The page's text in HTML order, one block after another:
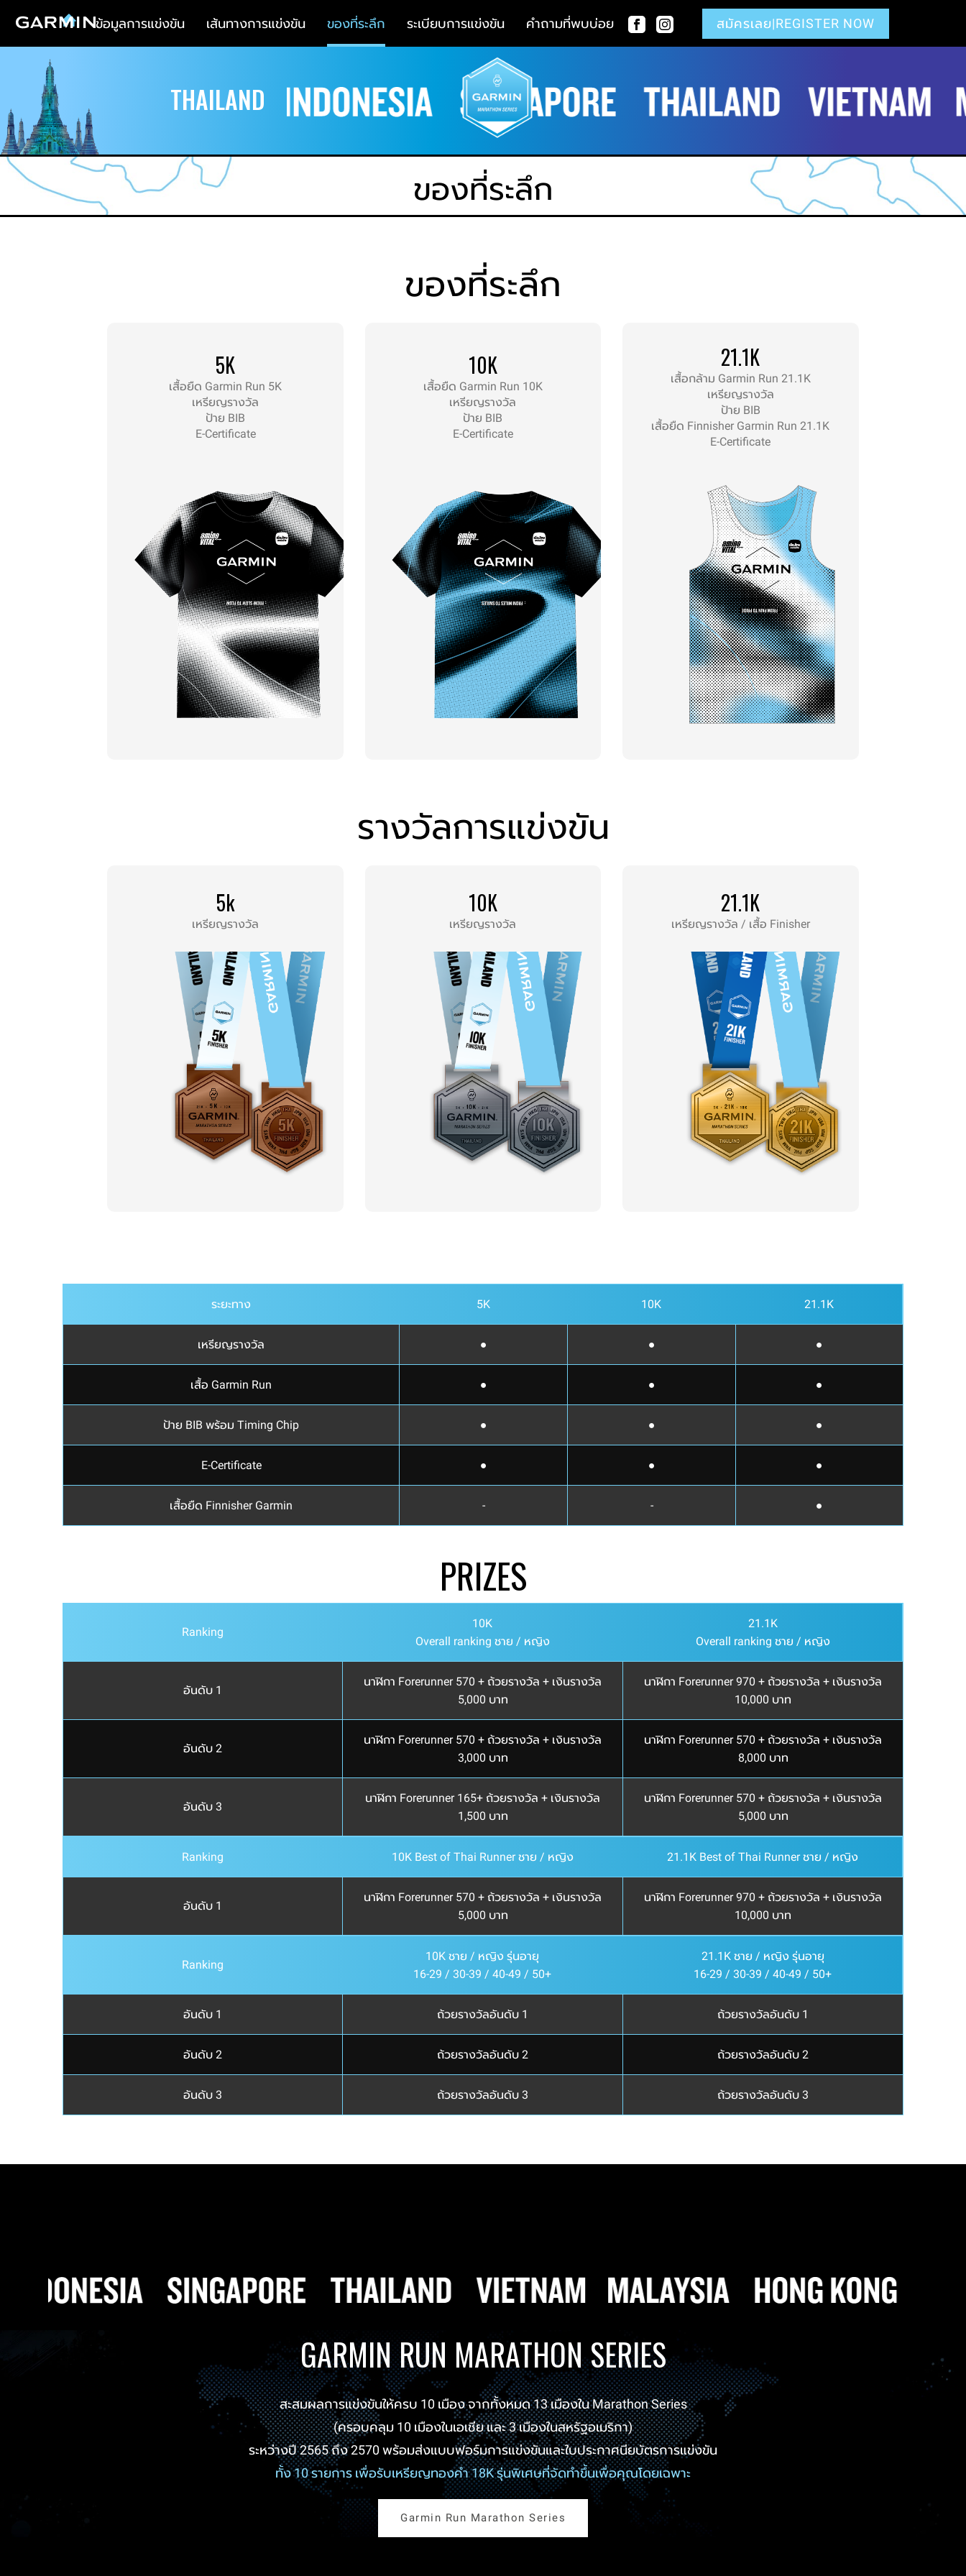
ข้อมูลการแข่งขัน เส้นทางการแข่งขัน ของที่ระลึก ระเบียบการแข่งขัน คำถามที่พบบ่อย สมัครเลย|REGISTER NOW
THAILAND
ของที่ระลึก
ของที่ระลึก
5K
เสื้อยืด Garmin Run 5K
เหรียญรางวัล
ป้าย BIB
E-Certificate
10K
เสื้อยืด Garmin Run 10K
เหรียญรางวัล
ป้าย BIB
E-Certificate
21.1K
เสื้อกล้าม Garmin Run 21.1K
เหรียญรางวัล
ป้าย BIB
เสื้อยืด Finnisher Garmin Run 21.1K
E-Certificate
รางวัลการแข่งขัน
5k
เหรียญรางวัล
10K
เหรียญรางวัล
21.1K
เหรียญรางวัล / เสื้อ Finisher
ระยะทาง 5K 10K 21.1K
เหรียญรางวัล ● ● ●
เสื้อ Garmin Run ● ● ●
ป้าย BIB พร้อม Timing Chip ● ● ●
E-Certificate ● ● ●
เสื้อยืด Finnisher Garmin - - ●
PRIZES
Ranking
10K
Overall ranking ชาย / หญิง
21.1K
Overall ranking ชาย / หญิง
อันดับ 1
นาฬิกา Forerunner 570 + ถ้วยรางวัล + เงินรางวัล
5,000 บาท
นาฬิกา Forerunner 970 + ถ้วยรางวัล + เงินรางวัล
10,000 บาท
อันดับ 2
นาฬิกา Forerunner 570 + ถ้วยรางวัล + เงินรางวัล
3,000 บาท
นาฬิกา Forerunner 570 + ถ้วยรางวัล + เงินรางวัล
8,000 บาท
อันดับ 3
นาฬิกา Forerunner 165+ ถ้วยรางวัล + เงินรางวัล
1,500 บาท
นาฬิกา Forerunner 570 + ถ้วยรางวัล + เงินรางวัล
5,000 บาท
Ranking 10K Best of Thai Runner ชาย / หญิง 21.1K Best of Thai Runner ชาย / หญิง
อันดับ 1
นาฬิกา Forerunner 570 + ถ้วยรางวัล + เงินรางวัล
5,000 บาท
นาฬิกา Forerunner 970 + ถ้วยรางวัล + เงินรางวัล
10,000 บาท
Ranking
10K ชาย / หญิง รุ่นอายุ
16-29 / 30-39 / 40-49 / 50+
21.1K ชาย / หญิง รุ่นอายุ
16-29 / 30-39 / 40-49 / 50+
อันดับ 1 ถ้วยรางวัลอันดับ 1 ถ้วยรางวัลอันดับ 1
อันดับ 2 ถ้วยรางวัลอันดับ 2 ถ้วยรางวัลอันดับ 2
อันดับ 3 ถ้วยรางวัลอันดับ 3 ถ้วยรางวัลอันดับ 3
GARMIN RUN MARATHON SERIES
สะสมผลการแข่งขันให้ครบ 10 เมือง จากทั้งหมด 13 เมืองใน Marathon Series
(ครอบคลุม 10 เมืองในเอเชีย และ 3 เมืองในสหรัฐอเมริกา)
ระหว่างปี 2565 ถึง 2570 พร้อมส่งแบบฟอร์มการแข่งขันและใบประกาศนียบัตรการแข่งขัน
ทั้ง 10 รายการ เพื่อรับเหรียญทองคำ 18K รุ่นพิเศษที่จัดทำขึ้นเพื่อคุณโดยเฉพาะ
Garmin Run Marathon Series